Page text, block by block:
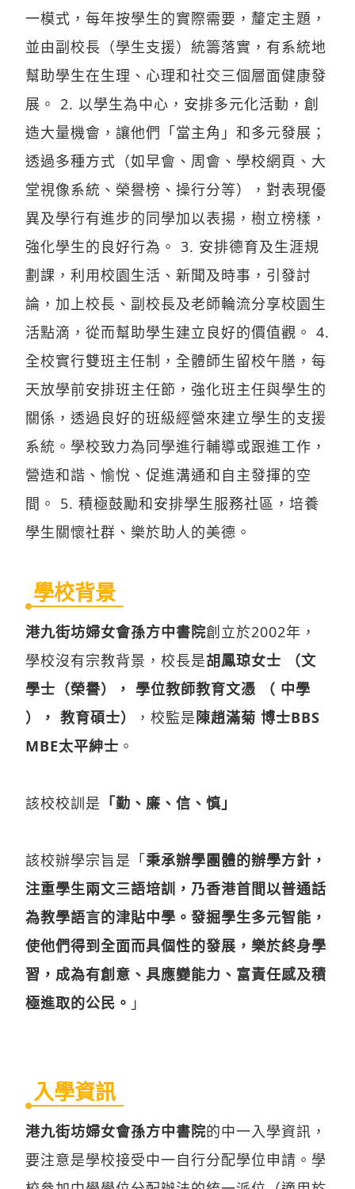
一模式，每年按學生的實際需要，釐定主題，
並由副校長（學生支援）統籌落實，有系統地
幫助學生在生理、心理和社交三個層面健康發
展。 2. 以學生為中心，安排多元化活動，創
造大量機會，讓他們「當主角」和多元發展；
透過多種方式（如早會、周會、學校網頁、大
堂視像系統、榮譽榜、操行分等），對表現優
異及學行有進步的同學加以表揚，樹立榜樣，
強化學生的良好行為。 3. 安排德育及生涯規
劃課，利用校園生活、新聞及時事，引發討
論，加上校長、副校長及老師輪流分享校園生
活點滴，從而幫助學生建立良好的價值觀。 4.
全校實行雙班主任制，全體師生留校午膳，每
天放學前安排班主任節，強化班主任與學生的
關係，透過良好的班級經營來建立學生的支援
系統。學校致力為同學進行輔導或跟進工作，
營造和諧、愉悅、促進溝通和自主發揮的空
間。 5. 積極鼓勵和安排學生服務社區，培養
學生關懷社群、樂於助人的美德。
學校背景
港九街坊婦女會孫方中書院創立於2002年，
學校沒有宗教背景，校長是胡鳳琼女士 （文
學士（榮譽）， 學位教師教育文憑 （ 中學
）， 教育碩士）
，校監是陳趙滿菊 博士BBS
MBE太平紳士 。
該校校訓是 「勤、廉、信、慎」
該校辦學宗旨是「秉承辦學團體的辦學方針，
注重學生兩文三語培訓，乃香港首間以普通話
為教學語言的津貼中學。發掘學生多元智能，
使他們得到全面而具個性的發展，樂於終身學
習，成為有創意、具應變能力、富責任感及積
極進取的公民。 」
入學資訊
港九街坊婦女會孫方中書院的中一入學資訊，
要注意是學校接受中一自行分配學位申請。學